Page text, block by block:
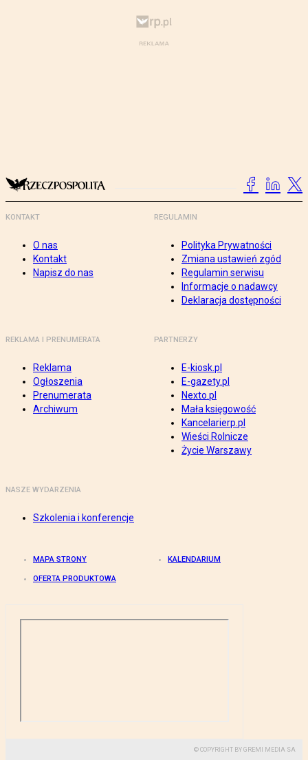
KONTAKT
O nas
Kontakt
Napisz do nas
REGULAMIN
Polityka Prywatności
Zmiana ustawień zgód
Regulamin serwisu
Informacje o nadawcy
Deklaracja dostępności
REKLAMA I PRENUMERATA
Reklama
Ogłoszenia
Prenumerata
Archiwum
PARTNERZY
E-kiosk.pl
E-gazety.pl
Nexto.pl
Mała księgowość
Kancelarierp.pl
Wieści Rolnicze
Życie Warszawy
NASZE WYDARZENIA
Szkolenia i konferencje
MAPA STRONY KALENDARIUM
OFERTA PRODUKTOWA
© COPYRIGHT BY GREMI MEDIA SA